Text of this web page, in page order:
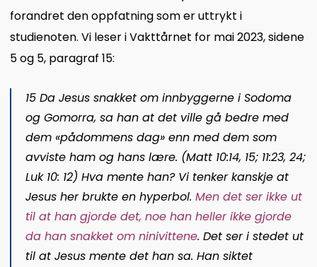
forandret den oppfatning som er uttrykt i
studienoten. Vi leser i Vakttårnet for mai 2023, sidene
5 og 5, paragraf 15:
15 Da Jesus snakket om innbyggerne i Sodoma
og Gomorra, sa han at det ville gå bedre med
dem «pådommens dag» enn med dem som
avviste ham og hans lære. (Matt 10:14, 15; 11:23, 24;
Luk 10: 12) Hva mente han? Vi tenker kanskje at
Jesus her brukte en hyperbol. Men det ser ikke ut
til at han gjorde det, noe han heller ikke gjorde
da han snakket om ninivittene. Det ser i stedet ut
til at Jesus mente det han sa. Han siktet